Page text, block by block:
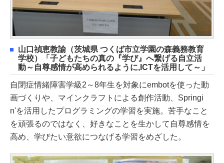
山口禎恵教諭（茨城県 つくば市立学園の森義務教育
学校）「子どもたちの真の『学び』へ繋げる自立活
動～自尊感情が高められるように,ICTを活用して～」
自閉症情緒障害学級2～8年生を対象にembotを使った動
画づくりや、マインクラフトによる創作活動、Springi
n'を活用したプログラミングの学習を実施。苦手なこと
を頑張るのではなく、好きなことを生かして自尊感情を
高め、学びたい意欲につなげる学習をめざした。